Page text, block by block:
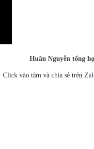
Huân Nguyễn tổng
Click vào tâm và chia sẻ trên